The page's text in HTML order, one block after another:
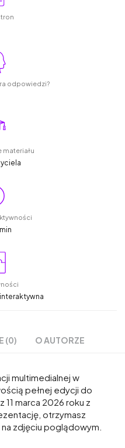
odpowiedzi?
materiału
(0) O AUTORZE
multimedialnej w
pełnej edycji do
marca 2026 roku z
otrzymasz
zdjęciu poglądowym.